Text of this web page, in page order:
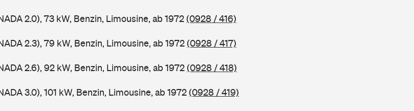
2.0), 73 kW, Benzin, Limousine, ab 1972(0928 / 416)
2.3), 79 kW, Benzin, Limousine, ab 1972(0928 / 417)
2.6), 92 kW, Benzin, Limousine, ab 1972(0928 / 418)
3.0), 101 kW, Benzin, Limousine, ab 1972(0928 / 419)